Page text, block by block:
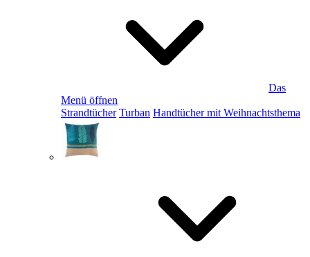
Das
Menü öffnen
Strandtücher Turban Handtücher mit Weihnachtsthema